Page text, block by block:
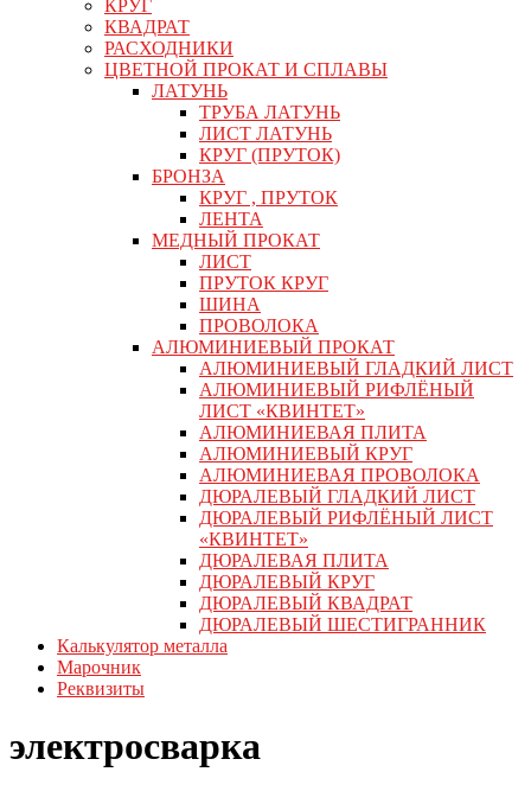
КРУГ
КВАДРАТ
РАСХОДНИКИ
ЦВЕТНОЙ ПРОКАТ И СПЛАВЫ
ЛАТУНЬ
ТРУБА ЛАТУНЬ
ЛИСТ ЛАТУНЬ
КРУГ (ПРУТОК)
БРОНЗА
КРУГ , ПРУТОК
ЛЕНТА
МЕДНЫЙ ПРОКАТ
ЛИСТ
ПРУТОК КРУГ
ШИНА
ПРОВОЛОКА
АЛЮМИНИЕВЫЙ ПРОКАТ
АЛЮМИНИЕВЫЙ ГЛАДКИЙ ЛИСТ
АЛЮМИНИЕВЫЙ РИФЛЁНЫЙ
ЛИСТ «КВИНТЕТ»
АЛЮМИНИЕВАЯ ПЛИТА
АЛЮМИНИЕВЫЙ КРУГ
АЛЮМИНИЕВАЯ ПРОВОЛОКА
ДЮРАЛЕВЫЙ ГЛАДКИЙ ЛИСТ
ДЮРАЛЕВЫЙ РИФЛЁНЫЙ ЛИСТ
«КВИНТЕТ»
ДЮРАЛЕВАЯ ПЛИТА
ДЮРАЛЕВЫЙ КРУГ
ДЮРАЛЕВЫЙ КВАДРАТ
ДЮРАЛЕВЫЙ ШЕСТИГРАННИК
Калькулятор металла
Марочник
Реквизиты
электросварка